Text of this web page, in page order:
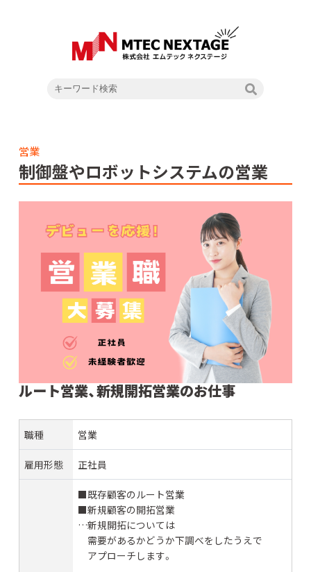
営業
制御盤やロボットシステムの営業
ルート営業、新規開拓営業のお仕事
職種 営業
雇用形態 正社員
■既存顧客のルート営業
■新規顧客の開拓営業
…新規開拓については
需要があるかどうか下調べをしたうえで
アプローチします。